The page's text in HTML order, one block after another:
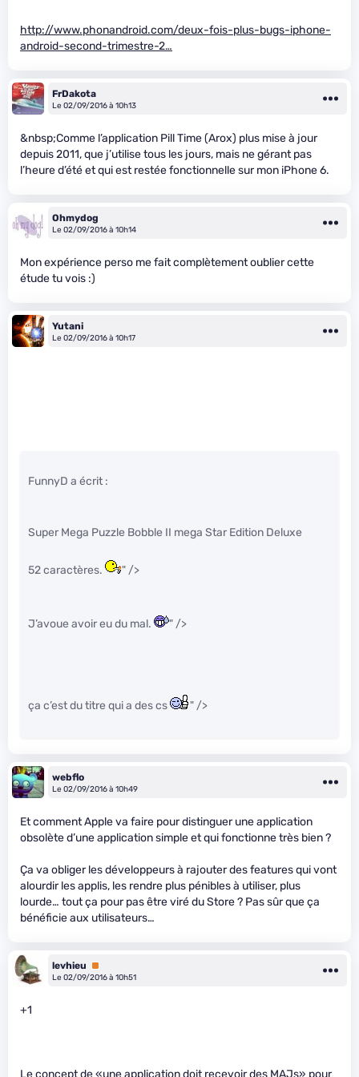
http://www.phonandroid.com/deux-fois-plus-bugs-iphone-
android-second-trimestre-2…
FrDakota
Le 02/09/2016 à 10h13
&nbsp;Comme l’application Pill Time (Arox) plus mise à jour
depuis 2011, que j’utilise tous les jours, mais ne gérant pas
l’heure d’été et qui est restée fonctionnelle sur mon iPhone 6.
Ohmydog
Le 02/09/2016 à 10h14
Mon expérience perso me fait complètement oublier cette
étude tu vois :)
Yutani
Le 02/09/2016 à 10h17
FunnyD a écrit :
Super Mega Puzzle Bobble II mega Star Edition Deluxe
52 caractères. " />
J’avoue avoir eu du mal. " />
ça c’est du titre qui a des cs " />
webflo
Le 02/09/2016 à 10h49
Et comment Apple va faire pour distinguer une application
obsolète d’une application simple et qui fonctionne très bien ?
Ça va obliger les développeurs à rajouter des features qui vont
alourdir les applis, les rendre plus pénibles à utiliser, plus
lourde… tout ça pour pas être viré du Store ? Pas sûr que ça
bénéficie aux utilisateurs…
levhieu
Premium
Le 02/09/2016 à 10h51
+1